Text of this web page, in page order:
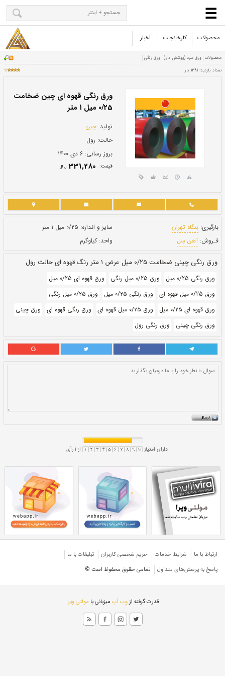
محصولات کارخانجات اخبار
ورق رنگی قهوه ای چین ضخامت
0/25 میل 1 متر
تولید:چین
حالت:
بروز رسانی:
قيمت: 331,280ريال
سایز و اندازه:
ورق قهوه ای 0/25 میل
میل
ورق ۰/۲۵ میل رنگی
ورق رنگی قهوه ای
ورق چینی
ارتباط با ما شرایط خدمات حريم شخصی كاربران
تبليغات با ما
پاسخ به پرسش‌های متداول
تمامی حقوق محفوظ است ©
قدرت گرفته ازوِب اَپ میزبانی با مولتی ویرا